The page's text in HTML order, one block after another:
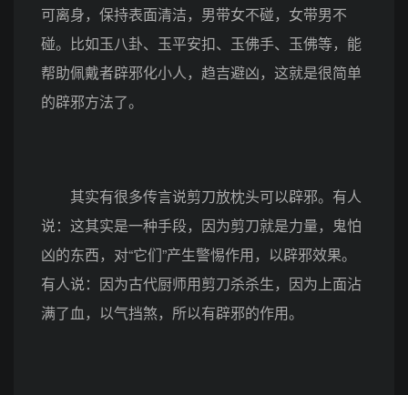
可离身，保持表面清洁，男带女不碰，女带男不
碰。比如玉八卦、玉平安扣、玉佛手、玉佛等，能
帮助佩戴者辟邪化小人，趋吉避凶，这就是很简单
的辟邪方法了。
其实有很多传言说剪刀放枕头可以辟邪。有人
说：这其实是一种手段，因为剪刀就是力量，鬼怕
凶的东西，对“它们”产生警惕作用，以辟邪效果。
有人说：因为古代厨师用剪刀杀杀生，因为上面沾
满了血，以气挡煞，所以有辟邪的作用。